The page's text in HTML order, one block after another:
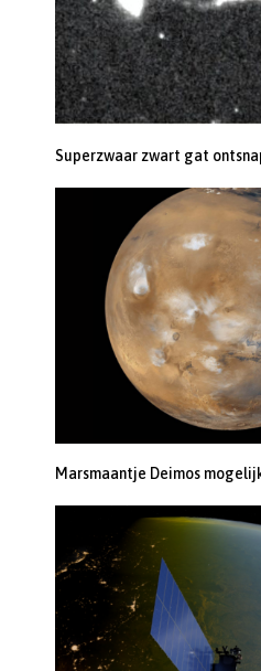
Superzwaar zwart gat
Marsmaantje Deimos